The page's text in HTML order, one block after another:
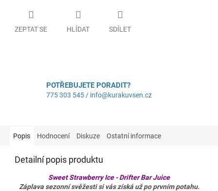
ZEPTAT SE HLÍDAT SDÍLET
POTŘEBUJETE PORADIT?
775 303 545 / info@kurakuvsen.cz
Popis Hodnocení Diskuze Ostatní informace
Detailní popis produktu
Sweet Strawberry Ice - Drifter Bar Juice
Záplava sezonní svěžesti si vás získá už po prvním potahu.